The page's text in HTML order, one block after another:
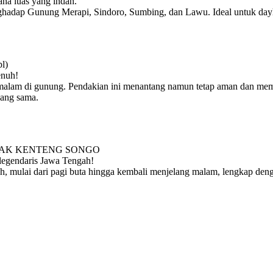
Gunung Merapi, Sindoro, Sumbing, dan Lawu. Ideal untuk
di gunung. Pendakian ini menantang namun tetap aman dan
sama.
KENTENG SONGO
Jawa Tengah!
mulai dari pagi buta hingga kembali menjelang malam, lengkap